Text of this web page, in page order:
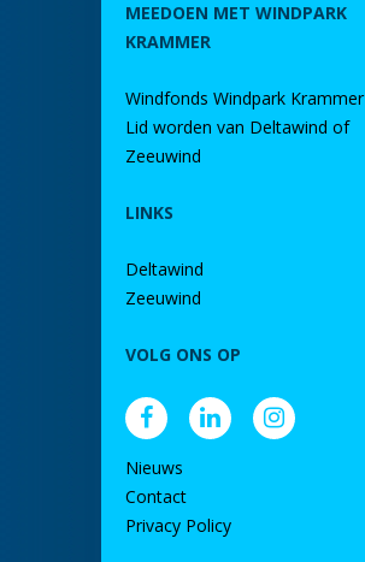
MEEDOEN MET WINDPARK
KRAMMER
Windfonds Windpark Krammer
Lid worden van Deltawind of
Zeeuwind
LINKS
Deltawind
Zeeuwind
VOLG ONS OP
Nieuws
Contact
Privacy Policy